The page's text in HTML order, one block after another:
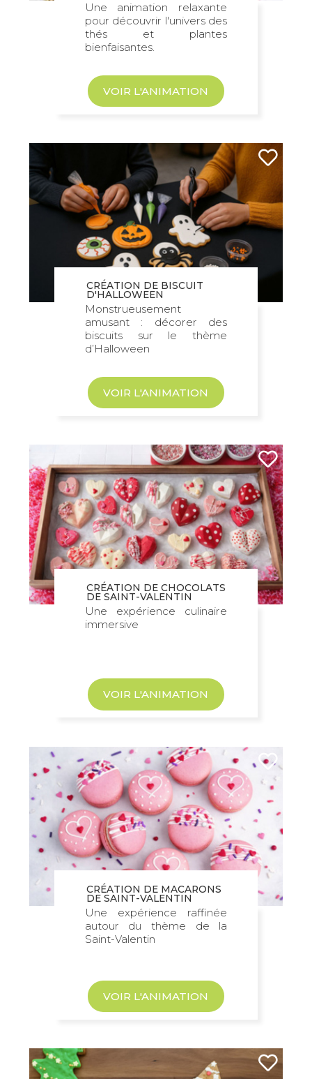
Une animation relaxante
pour découvrir l'univers des
thés et plantes
bienfaisantes.
VOIR L'ANIMATION
CRÉATION DE BISCUIT
D'HALLOWEEN
Monstrueusement
amusant : décorer des
biscuits sur le thème
d’Halloween
VOIR L'ANIMATION
CRÉATION DE CHOCOLATS
DE SAINT-VALENTIN
Une expérience culinaire
immersive
VOIR L'ANIMATION
CRÉATION DE MACARONS
DE SAINT-VALENTIN
Une expérience raffinée
autour du thème de la
Saint-Valentin
VOIR L'ANIMATION